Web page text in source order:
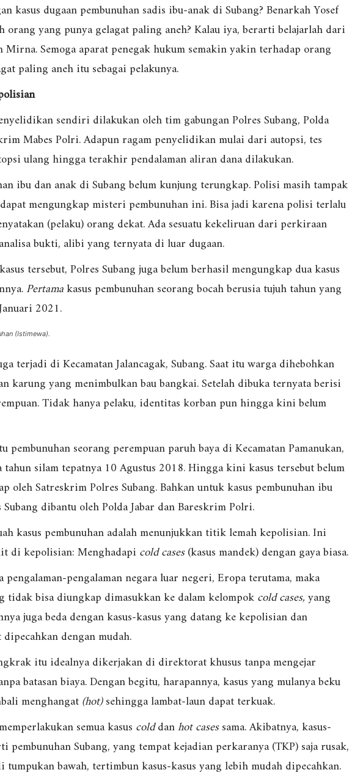
kasus dugaan pembunuhan sadis ibu-anak di Subang? Benarkah Yosef
orang yang punya gelagat paling aneh? Kalau iya, berarti belajarlah dari
Semoga aparat penegak hukum semakin yakin terhadap orang
paling aneh itu sebagai pelakunya.
sendiri dilakukan oleh tim gabungan Polres Subang, Polda
Mabes Polri. Adapun ragam penyelidikan mulai dari autopsi, tes
ulang hingga terakhir pendalaman aliran dana dilakukan.
ibu dan anak di Subang belum kunjung terungkap. Polisi masih tampak
mengungkap misteri pembunuhan ini. Bisa jadi karena polisi terlalu
(pelaku) orang dekat. Ada sesuatu kekeliruan dari perkiraan
bukti, alibi yang ternyata di luar dugaan.
tersebut, Polres Subang juga belum berhasil mengungkap dua kasus
Pertamakasus pembunuhan seorang bocah berusia tujuh tahun yang
2021.
(Istimewa).
terjadi di Kecamatan Jalancagak, Subang. Saat itu warga dihebohkan
karung yang menimbulkan bau bangkai. Setelah dibuka ternyata berisi
Tidak hanya pelaku, identitas korban pun hingga kini belum
pembunuhan seorang perempuan paruh baya di Kecamatan Pamanukan,
silam tepatnya 10 Agustus 2018. Hingga kini kasus tersebut belum
oleh Satreskrim Polres Subang. Bahkan untuk kasus pembunuhan ibu
Subang dibantu oleh Polda Jabar dan Bareskrim Polri.
kasus pembunuhan adalah menunjukkan titik lemah kepolisian. Ini
di kepolisian: Menghadapicold cases(kasus mandek) dengan gaya biasa.
pengalaman negara luar negeri, Eropa terutama, maka
tidak bisa diungkap dimasukkan ke dalam kelompokcold cases,yang
juga beda dengan kasus-kasus yang datang ke kepolisian dan
dipecahkan dengan mudah.
itu idealnya dikerjakan di direktorat khusus tanpa mengejar
batasan biaya. Dengan begitu, harapannya, kasus yang mulanya beku
menghangat(hot)sehingga lambat-laun dapat terkuak.
semua kasus colddanhot casessama. Akibatnya, kasus-
pembunuhan Subang, yang tempat kejadian perkaranya (TKP) saja rusak,
tumpukan bawah, tertimbun kasus-kasus yang lebih mudah dipecahkan.